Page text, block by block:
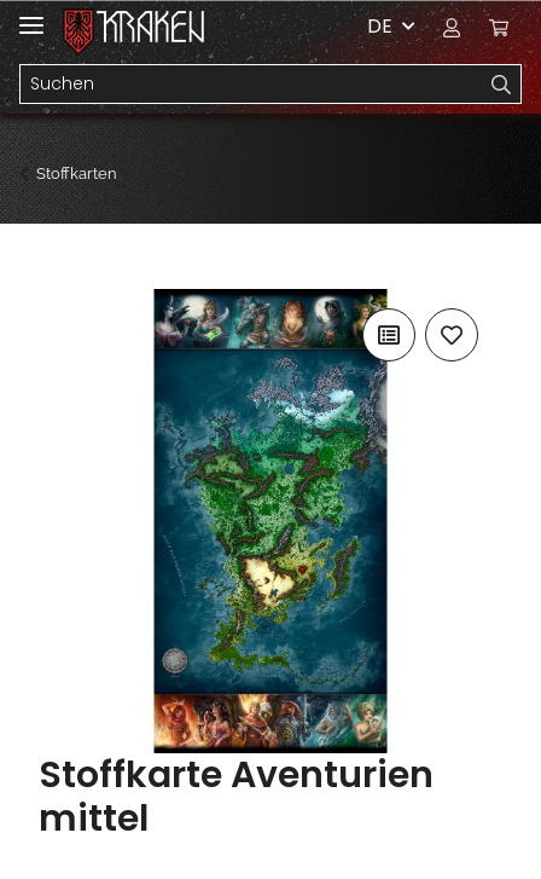
DE
Stoffkarten
Stoffkarte Aventurien
mittel